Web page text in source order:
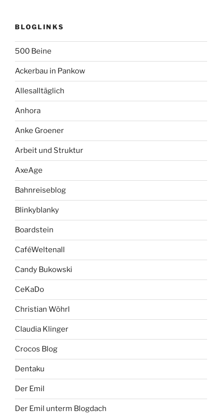
BLOGLINKS
500 Beine
Ackerbau in Pankow
Allesalltäglich
Anhora
Anke Groener
Arbeit und Struktur
AxeAge
Bahnreiseblog
Blinkyblanky
Boardstein
CaféWeltenall
Candy Bukowski
CeKaDo
Christian Wöhrl
Claudia Klinger
Crocos Blog
Dentaku
Der Emil
Der Emil unterm Blogdach